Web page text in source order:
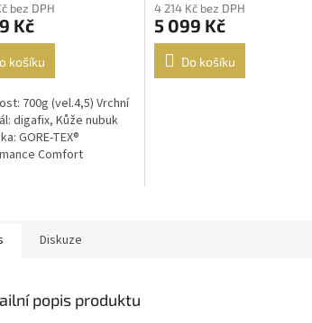
bez DPH
Kč
košíku
700g (vel.4,5) Vrchní
digafix, Kůže nubuk
GORE-TEX®
Comfort
4 214 Kč bez DPH
5 099 Kč
Do košíku
Diskuze
popis produktu